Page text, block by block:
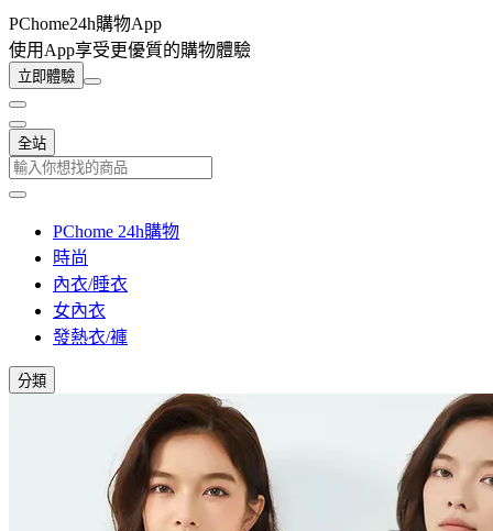
PChome24h購物App
使用App享受更優質的購物體驗
立即體驗
全站
PChome 24h購物
時尚
內衣/睡衣
女內衣
發熱衣/褲
分類